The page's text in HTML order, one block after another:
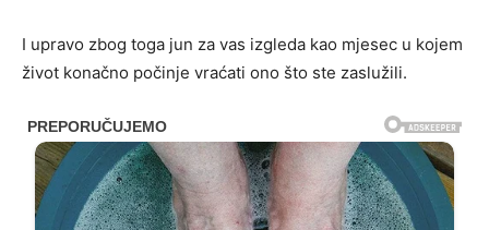
I upravo zbog toga jun za vas izgleda kao mjesec u kojem
život konačno počinje vraćati ono što ste zaslužili.